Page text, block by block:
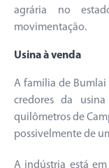
agrária no
movimentação.
Usina à venda
A família de Bumlai
credores da
quilômetros de
possivelmente de
A indústria está